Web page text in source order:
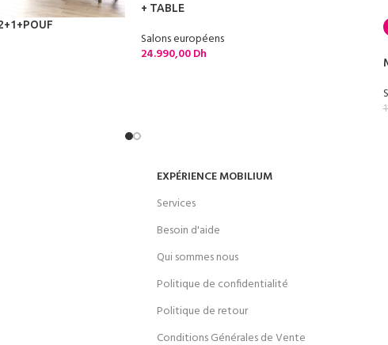
+ TABLE
Salons européens
24.990,00Dh
EXPÉRIENCE MOBILIUM
Services
Besoin d'aide
Qui sommes nous
Politique de confidentialité
Politique de retour
Conditions Générales de Vente